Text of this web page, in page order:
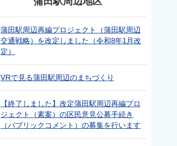
蒲田駅周辺再編プロジェクト（蒲田駅周辺
交通戦略）を改定しました（令和8年1月改
定）
VRで見る蒲田駅周辺のまちづくり
【終了しました】改定蒲田駅周辺再編プロ
ジェクト（素案）の区民意見公募手続き
（パブリックコメント）の募集を行います